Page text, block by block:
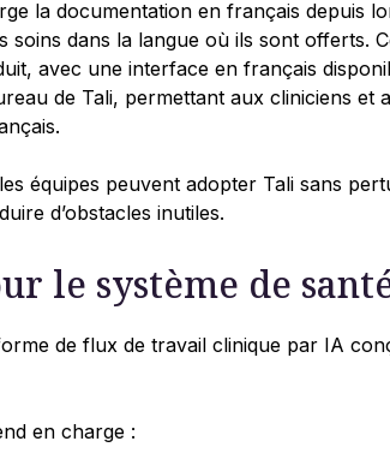
la documentation en français depuis
soins dans la langue où ils sont offerts.
avec une interface en français
de Tali, permettant aux cliniciens et
équipes peuvent adopter Tali sans
d’obstacles inutiles.
le système de
de flux de travail clinique par IA
en charge :